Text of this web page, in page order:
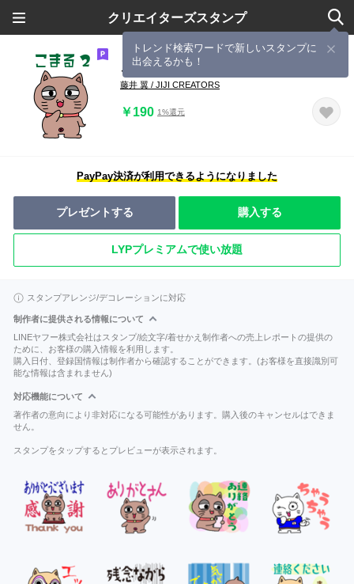
クリエイターズスタンプ
トレンド検索ワードで新しいスタンプに
出会えるかも！
こまるの気持ち★２
藤井 翼 / JIJI CREATORS
￥190 1%還元
PayPay決済が利用できるようになりました
プレゼントする 購入する
LYPプレミアムで使い放題
スタンプアレンジ/デコレーションに対応
制作者に提供される情報について
LINEヤフー株式会社はスタンプ/絵文字/着せかえ制作者への売上レポートの提供の
ために、お客様の購入情報を利用します。
購入日付、登録国情報は制作者から確認することができます。(お客様を直接識別可
能な情報は含まれません)
対応機能について
著作者の意向により非対応になる可能性があります。購入後のキャンセルはできま
せん。
スタンプをタップするとプレビューが表示されます。